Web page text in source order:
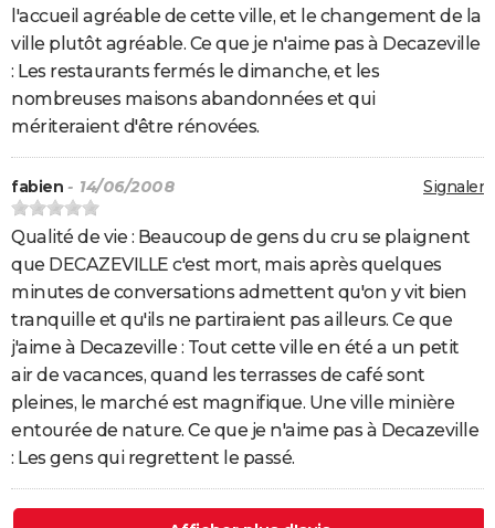
l'accueil agréable de cette ville, et le changement de la
ville plutôt agréable. Ce que je n'aime pas à Decazeville
: Les restaurants fermés le dimanche, et les
nombreuses maisons abandonnées et qui
mériteraient d'être rénovées.
Signaler
fabien - 14/06/2008
Qualité de vie : Beaucoup de gens du cru se plaignent
que DECAZEVILLE c'est mort, mais après quelques
minutes de conversations admettent qu'on y vit bien
tranquille et qu'ils ne partiraient pas ailleurs. Ce que
j'aime à Decazeville : Tout cette ville en été a un petit
air de vacances, quand les terrasses de café sont
pleines, le marché est magnifique. Une ville minière
entourée de nature. Ce que je n'aime pas à Decazeville
: Les gens qui regrettent le passé.